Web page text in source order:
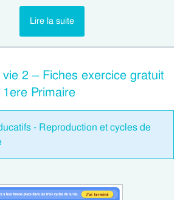
Lire la suite
2 – Fiches exercice gratuit
Primaire
- Reproduction et cycles de